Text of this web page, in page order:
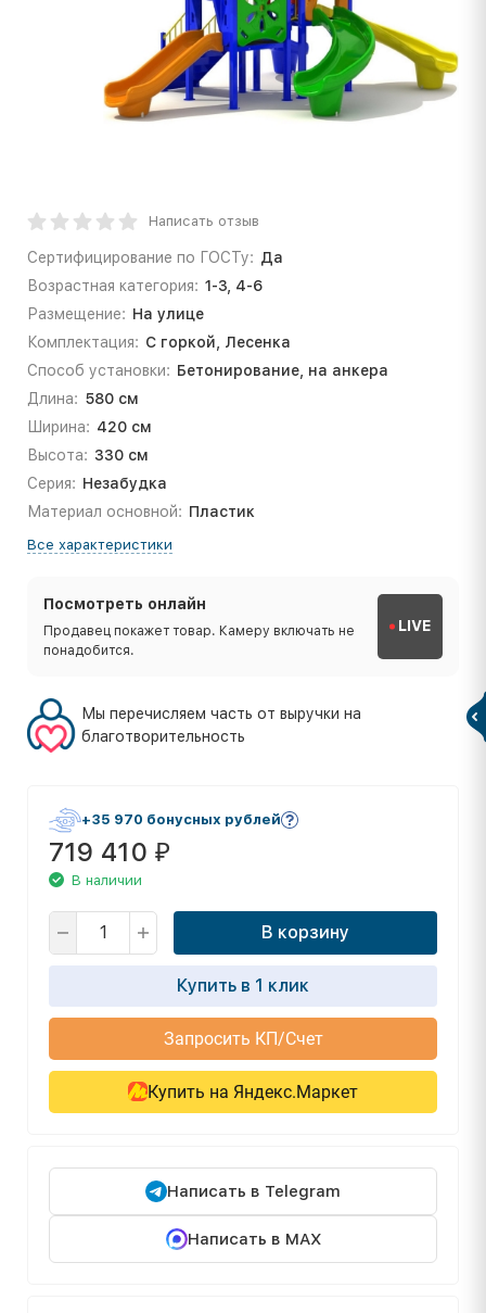
Написать отзыв
Сертифицирование по ГОСТу: Да
Возрастная категория: 1-3, 4-6
Размещение: На улице
Комплектация: С горкой, Лесенка
Способ установки: Бетонирование, на анкера
Длина: 580 см
Ширина: 420 см
Высота: 330 см
Серия: Незабудка
Материал основной: Пластик
Все характеристики
Посмотреть онлайн
Продавец покажет товар. Камеру включать не
понадобится.
LIVE
Мы перечисляем часть от выручки на
благотворительность
+35 970 бонусных рублей
719 410 ₽
В наличии
В корзину
Купить в 1 клик
Запросить КП/Счет
Купить на Яндекс.Маркет
Написать в Telegram
Написать в MAX